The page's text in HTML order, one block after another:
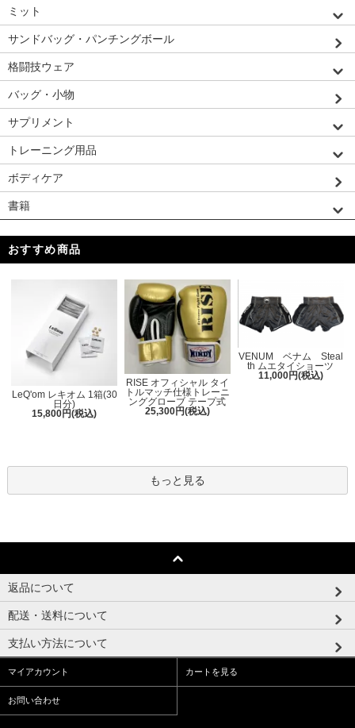
ミット
サンドバッグ・パンチングボール
格闘技ウェア
バッグ・小物
サプリメント
トレーニング用品
ボディケア
書籍
おすすめ商品
LeQ'om レキオム 1箱(30
日分)
15,800円(税込)
RISE オフィシャル タイ
トルマッチ仕様トレーニ
ンググローブ テープ式
25,300円(税込)
VENUM ベナム Steal
th ムエタイショーツ
11,000円(税込)
もっと見る
返品について
配送・送料について
支払い方法について
マイアカウント カートを見る
お問い合わせ